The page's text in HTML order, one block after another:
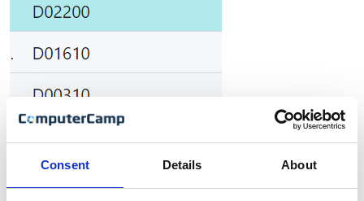
Consent Details About
1150 – Rollecenter.